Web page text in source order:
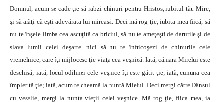
Domnul, acum se cade ţie să rabzi chinuri pentru Hristos, iubitul tău Mire,
şi să arăţi că eşti adevărata lui mireasă. Deci mă rog ţie, iubita mea fiică, să
nu te înşele limba cea ascuţită ca briciul, să nu te ameţeşti de darurile şi de
slava lumii celei deşarte, nici să nu te înfricoşezi de chinurile cele
vremelnice, care îţi mijlocesc ţie viaţa cea veşnică. Iată, cămara Mirelui este
deschisă; iată, locul odihnei cele veşnice îţi este gătit ţie; iată, cununa cea
împletită ţie; iată, acum te cheamă la nuntă Mielul. Deci mergi către Dânsul
cu veselie, mergi la nunta vieţii celei veşnice. Mă rog ţie, fiica mea, ia